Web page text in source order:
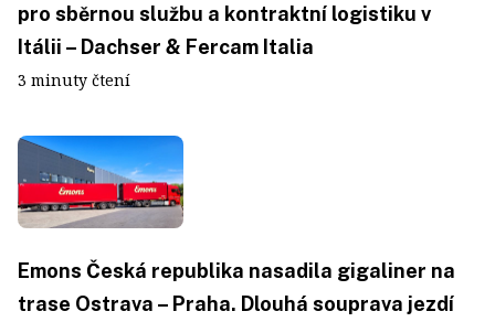
pro sběrnou službu a kontraktní logistiku v
Itálii – Dachser & Fercam Italia
3 minuty čtení
Emons Česká republika nasadila gigaliner na
trase Ostrava – Praha. Dlouhá souprava jezdí